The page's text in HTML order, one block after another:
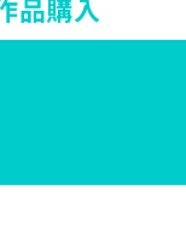
品購入